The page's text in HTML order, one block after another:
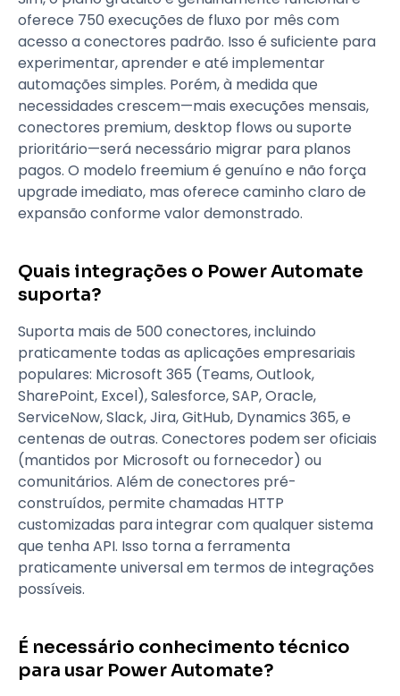
oferece 750 execuções de fluxo por mês com
acesso a conectores padrão. Isso é suficiente para
experimentar, aprender e até implementar
automações simples. Porém, à medida que
necessidades crescem—mais execuções mensais,
conectores premium, desktop flows ou suporte
prioritário—será necessário migrar para planos
pagos. O modelo freemium é genuíno e não força
upgrade imediato, mas oferece caminho claro de
expansão conforme valor demonstrado.
Quais integrações o Power Automate
suporta?
Suporta mais de 500 conectores, incluindo
praticamente todas as aplicações empresariais
populares: Microsoft 365 (Teams, Outlook,
SharePoint, Excel), Salesforce, SAP, Oracle,
ServiceNow, Slack, Jira, GitHub, Dynamics 365, e
centenas de outras. Conectores podem ser oficiais
(mantidos por Microsoft ou fornecedor) ou
comunitários. Além de conectores pré-
construídos, permite chamadas HTTP
customizadas para integrar com qualquer sistema
que tenha API. Isso torna a ferramenta
praticamente universal em termos de integrações
possíveis.
É necessário conhecimento técnico
para usar Power Automate?